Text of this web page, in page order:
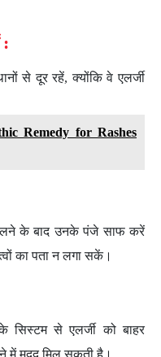
:
से दूर रहें, क्योंकि वे एलर्जी
Remedy for Rashes
के बाद उनके पंजे साफ करें
का पता न लगा सकें।
से एलर्जी को बाहर